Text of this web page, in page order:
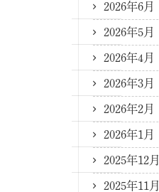
2026年6月
2026年5月
2026年4月
2026年3月
2026年2月
2026年1月
2025年12月
2025年11月